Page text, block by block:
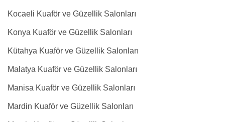
Kocaeli Kuaför ve Güzellik Salonları
Konya Kuaför ve Güzellik Salonları
Kütahya Kuaför ve Güzellik Salonları
Malatya Kuaför ve Güzellik Salonları
Manisa Kuaför ve Güzellik Salonları
Mardin Kuaför ve Güzellik Salonları